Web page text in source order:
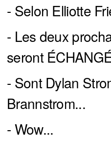
- Selon Elliotte
- Les deux
seront
- Sont Dylan
Brannstrom...
- Wow...